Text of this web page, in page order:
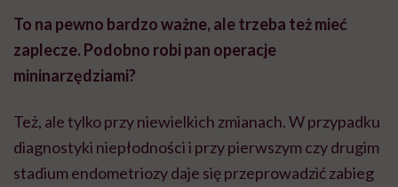
To na pewno bardzo ważne, ale trzeba też mieć
zaplecze. Podobno robi pan operacje
mininarzędziami?
Też, ale tylko przy niewielkich zmianach. W przypadku
diagnostyki niepłodności i przy pierwszym czy drugim
stadium endometriozy daje się przeprowadzić zabieg